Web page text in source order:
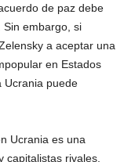
de paz debe
embargo, si
a aceptar una
en Estados
Ucrania puede
Ucrania es una
capitalistas rivales,